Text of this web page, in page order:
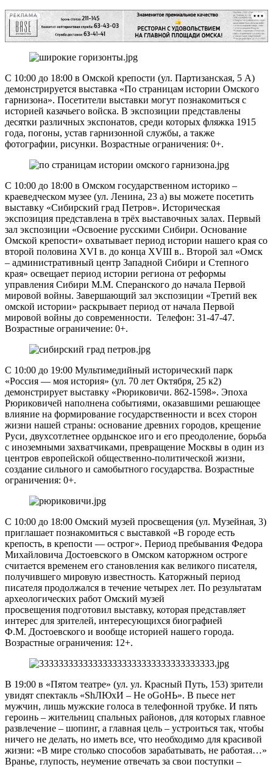
РЕКЛАМА
С 10:00 до 18:00 в Омской крепости (ул. Партизанская, 5 А)
демонстрируется выставка «По страницам истории Омского
гарнизона». Посетители выставки могут познакомиться с
историей казачьего войска. В экспозиции представлены
десятки различных экспонатов, среди которых фляжка 1915
года, погоны, устав гарнизонной службы, а также
фотографии, рисунки. Возрастные ограничения: 0+.
С 10:00 до 18:00 в Омском государственном историко –
краеведческом музее (ул. Ленина, 23 а) вы можете посетить
выставку «Сибирский град Петров». Историческая
экспозиция представлена в трёх выставочных залах. Первый
зал экспозиции «Освоение русскими Сибири. Основание
Омской крепости» охватывает период истории нашего края со
второй половина XVI в. до конца XVIII в.. Второй зал «Омск
– административный центр Западной Сибири и Степного
края» освещает период истории региона от реформы
управления Сибири М.М. Сперанского до начала Первой
мировой войны. Завершающий зал экспозиции «Третий век
омской истории» раскрывает период от начала Первой
мировой войны до современности. Телефон: 31-47-47.
Возрастные ограничение: 0+.
С 10:00 до 19:00 Мультимедийный исторический парк
«Россия — моя история» (ул. 70 лет Октября, 25 к2)
демонстрирует выставку «Рюриковичи. 862-1598». Эпоха
Рюриковичей наполнена событиями, оказавшими решающее
влияние на формирование государственности и всех сторон
жизни нашей страны: основание древних городов, крещение
Руси, двухсотлетнее ордынское иго и его преодоление, борьба
с иноземными захватчиками, превращение Москвы в один из
центров европейской общественно-политической жизни,
создание сильного и самобытного государства. Возрастные
ограничения: 0+.
С 10:00 до 18:00 Омский музей просвещения (ул. Музейная, 3)
приглашает познакомиться с выставкой «В городе есть
крепость, в крепости — острог». Период пребывания Федора
Михайловича Достоевского в Омском каторжном остроге
считается временем его становления как великого писателя,
получившего мировую известность. Каторжный период
писателя продолжался в течение четырех лет. По результатам
археологических работ Омский музей
просвещения подготовил выставку, которая представляет
интерес для зрителей, интересующихся биографией
Ф.М. Достоевского и вообще историей нашего города.
Возрастные ограничения: 12+.
В 19:00 в «Пятом театре» (ул. ул. Красный Путь, 153) зрители
увидят спектакль «ShЛЮxИ – He oGoHЬ». В пьесе нет
мужчин, лишь мужские голоса в телефонной трубке. И пять
героинь – жительниц спальных районов, для которых главное
развлечение – шопинг, а главная цель – устроиться так, чтобы
ничего не делать, но иметь все, что необходимо для красивой
жизни: «В мире столько способов зарабатывать, не работая…»
Вранье, глупость, неумение отвечать за свои поступки –